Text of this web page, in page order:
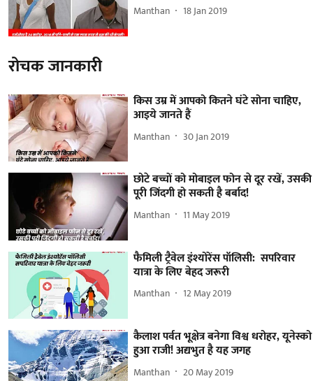
Manthan 18 Jan 2019
रोचक जानकारी
किस उम्र में आपको कितने घंटे सोना चाहिए,
आइये जानते हैं
Manthan 30 Jan 2019
छोटे बच्चों को मोबाइल फोन से दूर रखें, उसकी
पूरी जिंदगी हो सकती है बर्बाद!
Manthan 11 May 2019
फैमिली ट्रैवेल इंश्योरेंस पॉलिसी: सपरिवार
यात्रा के लिए बेहद जरूरी
Manthan 12 May 2019
कैलाश पर्वत भूक्षेत्र बनेगा विश्व धरोहर, यूनेस्को
हुआ राजी! अद्यभुत है यह जगह
Manthan 20 May 2019